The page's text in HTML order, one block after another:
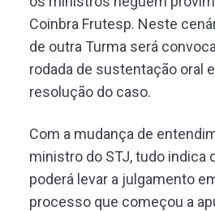
Coinbra Frutesp. Neste
de outra Turma será
rodada de sustentação oral
resolução do caso.
Com a mudança de
ministro do STJ, tudo indica
poderá levar a julgamento
processo que começou a